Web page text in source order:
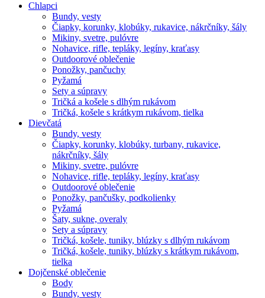
Chlapci
Bundy, vesty
Čiapky, korunky, klobúky, rukavice, nákrčníky, šály
Mikiny, svetre, pulóvre
Nohavice, rifle, tepláky, legíny, kraťasy
Outdoorové oblečenie
Ponožky, pančuchy
Pyžamá
Sety a súpravy
Tričká a košele s dlhým rukávom
Tričká, košele s krátkym rukávom, tielka
Dievčatá
Bundy, vesty
Čiapky, korunky, klobúky, turbany, rukavice,
nákrčníky, šály
Mikiny, svetre, pulóvre
Nohavice, rifle, tepláky, legíny, kraťasy
Outdoorové oblečenie
Ponožky, pančušky, podkolienky
Pyžamá
Šaty, sukne, overaly
Sety a súpravy
Tričká, košele, tuniky, blúzky s dlhým rukávom
Tričká, košele, tuniky, blúzky s krátkym rukávom,
tielka
Dojčenské oblečenie
Body
Bundy, vesty